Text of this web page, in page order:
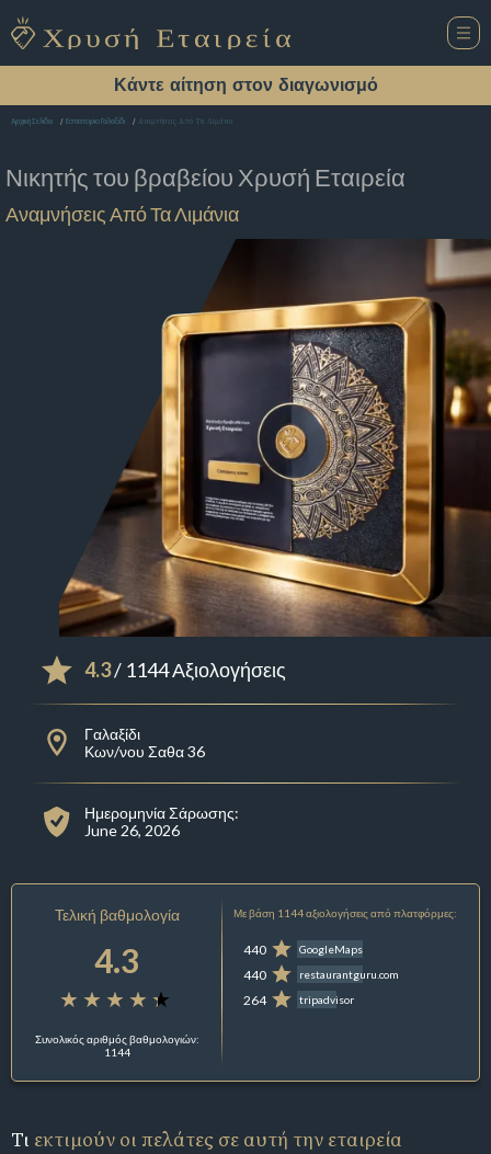
Κάντε αίτηση στον διαγωνισμό
Αρχική Σελίδα Εστιατόριο Γαλαξίδι Αναμνήσεις Από Τα Λιμάνια
Νικητής του βραβείου Χρυσή Εταιρεία
Αναμνήσεις Από Τα Λιμάνια
4.3/ 1144 Αξιολογήσεις
Γαλαξίδι
Κων/νου Σαθα 36
Ημερομηνία Σάρωσης:
June 26, 2026
Τελική βαθμολογία
4.3
Συνολικός αριθμός βαθμολογιών:
1144
Με βάση 1144 αξιολογήσεις από πλατφόρμες:
440 GoogleMaps
440 restaurantguru.com
264 tripadvisor
Τι εκτιμούν οι πελάτες σε αυτή την εταιρεία